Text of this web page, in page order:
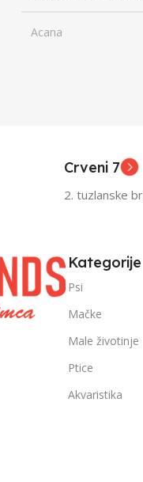
Acana
FILTRIRAJ PO TEŽINI
Crveni 7
2. tuzlanske
Kategorije
Psi
Mačke
Male životinje
Ptice
Akvaristika